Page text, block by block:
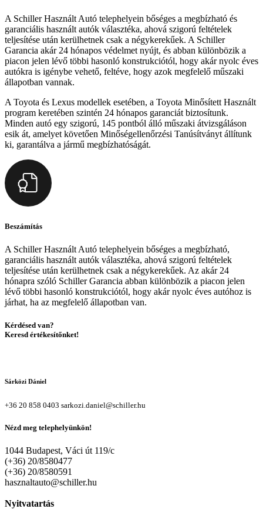
A Schiller Használt Autó telephelyein bőséges a megbízható és
garanciális használt autók választéka, ahová szigorú feltételek
teljesítése után kerülhetnek csak a négykerekűek. A Schiller
Garancia akár 24 hónapos védelmet nyújt, és abban különbözik a
piacon jelen lévő többi hasonló konstrukciótól, hogy akár nyolc éves
autókra is igénybe vehető, feltéve, hogy azok megfelelő műszaki
állapotban vannak.
A Toyota és Lexus modellek esetében, a Toyota Minősített Használt
program keretében szintén 24 hónapos garanciát biztosítunk.
Minden autó egy szigorú, 145 pontból álló műszaki átvizsgáláson
esik át, amelyet követően Minőségellenőrzési Tanúsítványt állítunk
ki, garantálva a jármű megbízhatóságát.
Beszámítás
A Schiller Használt Autó telephelyein bőséges a megbízható,
garanciális használt autók választéka, ahová szigorú feltételek
teljesítése után kerülhetnek csak a négykerekűek. Az akár 24
hónapra szóló Schiller Garancia abban különbözik a piacon jelen
lévő többi hasonló konstrukciótól, hogy akár nyolc éves autóhoz is
járhat, ha az megfelelő állapotban van.
Kérdésed van?
Keresd értékesítőnket!
Sárközi Dániel
+36 20 858 0403 sarkozi.daniel@schiller.hu
Nézd meg telephelyünkön!
1044 Budapest, Váci út 119/c
(+36) 20/8580477
(+36) 20/8580591
hasznaltauto@schiller.hu
Nyitvatartás